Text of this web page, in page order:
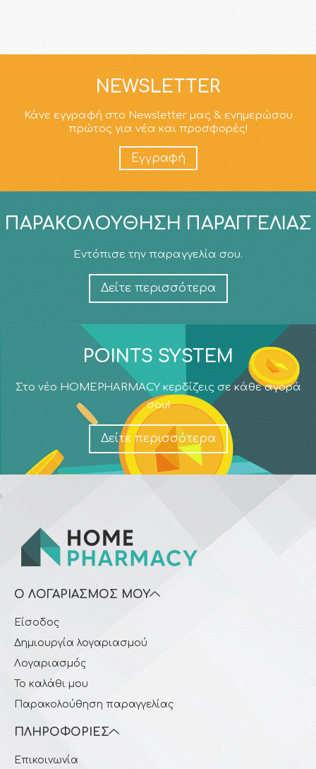
NEWSLETTER
Κάνε εγγραφή στο Newsletter μας & ενημερώσου
πρώτος για νέα και προσφορές!
Εγγραφή
ΠΑΡΑΚΟΛΟΎΘΗΣΗ ΠΑΡΑΓΓΕΛΊΑΣ
Εντόπισε την παραγγελία σου.
Δείτε περισσότερα
POINTS SYSTEM
Στο νέο HOMEPHARMACY κερδίζεις σε κάθε αγορά
σου!
Δείτε περισσότερα
Ο ΛΟΓΑΡΙΑΣΜΌΣ ΜΟΥ
Είσοδος
Δημιουργία λογαριασμού
Λογαριασμός
Το καλάθι μου
Παρακολούθηση παραγγελίας
ΠΛΗΡΟΦΟΡΊΕΣ
Επικοινωνία